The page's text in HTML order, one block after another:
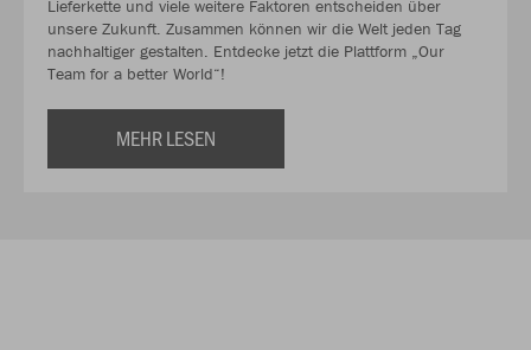
Lieferkette und viele weitere Faktoren entscheiden über
unsere Zukunft. Zusammen können wir die Welt jeden Tag
nachhaltiger gestalten. Entdecke jetzt die Plattform „Our
Team for a better World“!
MEHR LESEN